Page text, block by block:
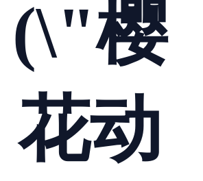
(\"樱
花动